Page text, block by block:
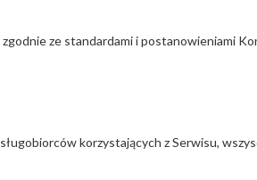
ze standardami i postanowieniami
korzystających z Serwisu,